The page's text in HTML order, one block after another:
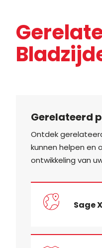
Gerelateerd
Ontdek
kunnen helpen en
ontwikkeling van
Sage